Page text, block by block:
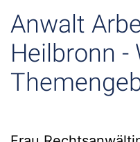
Anwalt
Heilbronn -